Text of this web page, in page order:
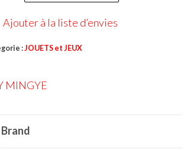
Ajouter à la liste d’envies
:JOUETS et JEUX
MINGYE
Brand